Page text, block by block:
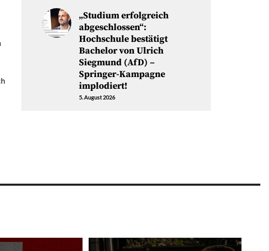
„Studium erfolgreich
abgeschlossen“:
Hochschule bestätigt
Bachelor von Ulrich
Siegmund (AfD) –
Springer-Kampagne
implodiert!
5. August 2026